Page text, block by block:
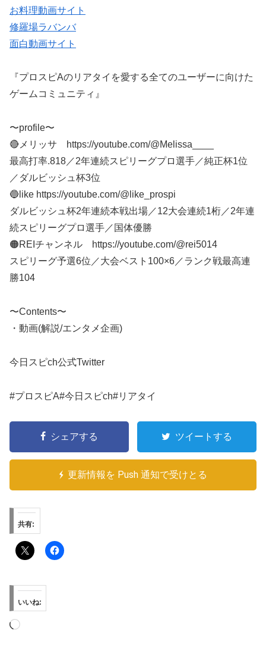
お料理動画サイト
修羅場ラバンバ
面白動画サイト
『プロスピAのリアタイを愛する全てのユーザーに向けた
ゲームコミュニティ』
〜profile〜
🔴メリッサ https://youtube.com/@Melissa____
最高打率.818／2年連続スピリーグプロ選手／純正杯1位
／ダルビッシュ杯3位
🔵like https://youtube.com/@like_prospi
ダルビッシュ杯2年連続本戦出場／12大会連続1桁／2年連
続スピリーグプロ選手／国体優勝
🟠REIチャンネル https://youtube.com/@rei5014
スピリーグ予選6位／大会ベスト100×6／ランク戦最高連
勝104
〜Contents〜
・動画(解説/エンタメ企画)
今日スピch公式Twitter
#プロスピA#今日スピch#リアタイ
シェアする ツイートする
更新情報を Push 通知で受けとる
共有:
いいね:
読